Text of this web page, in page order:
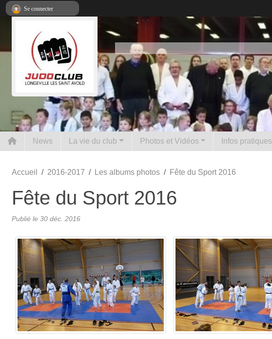
News La vie du club Photos et Vidéos Infos pratiques
Accueil 2016-2017 Les albums photos Fête du Sport 2016
Fête du Sport 2016
Publié le 30 déc. 2016
Se connecter
Panneau de gestion des cookies